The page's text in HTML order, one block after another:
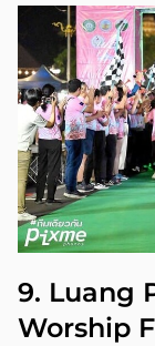
9. Luang
Worship